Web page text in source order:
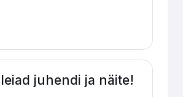
juhendi ja näite!